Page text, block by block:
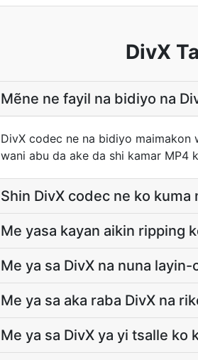
DivX
Mẽne ne fayil na bidiyo na
DivX codec ne na bidiyo
wani abu da ake da shi kamar MP4
Shin DivX codec ne ko kuma
Me yasa kayan aikin ripping
Me ya sa DivX na nuna
Me ya sa aka raba DivX na
Me ya sa DivX ya yi tsalle ko